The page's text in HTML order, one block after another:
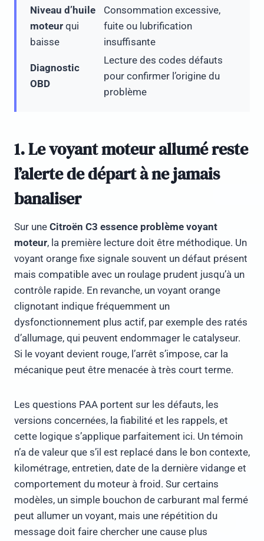
Niveau d’huile
moteur qui
baisse
Consommation excessive,
fuite ou lubrification
insuffisante
Diagnostic
OBD
Lecture des codes défauts
pour confirmer l’origine du
problème
1. Le voyant moteur allumé reste
l’alerte de départ à ne jamais
banaliser
Sur une Citroën C3 essence problème voyant
moteur, la première lecture doit être méthodique. Un
voyant orange fixe signale souvent un défaut présent
mais compatible avec un roulage prudent jusqu’à un
contrôle rapide. En revanche, un voyant orange
clignotant indique fréquemment un
dysfonctionnement plus actif, par exemple des ratés
d’allumage, qui peuvent endommager le catalyseur.
Si le voyant devient rouge, l’arrêt s’impose, car la
mécanique peut être menacée à très court terme.
Les questions PAA portent sur les défauts, les
versions concernées, la fiabilité et les rappels, et
cette logique s’applique parfaitement ici. Un témoin
n’a de valeur que s’il est replacé dans le bon contexte,
kilométrage, entretien, date de la dernière vidange et
comportement du moteur à froid. Sur certains
modèles, un simple bouchon de carburant mal fermé
peut allumer un voyant, mais une répétition du
message doit faire chercher une cause plus